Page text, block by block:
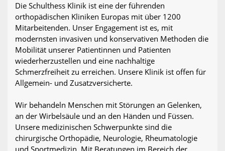
Die Schulthess Klinik ist eine der führenden
orthopädischen Kliniken Europas mit über 1200
Mitarbeitenden. Unser Engagement ist es, mit
modernsten invasiven und konservativen Methoden die
Mobilität unserer Patientinnen und Patienten
wiederherzustellen und eine nachhaltige
Schmerzfreiheit zu erreichen. Unsere Klinik ist offen für
Allgemein- und Zusatzversicherte.
Wir behandeln Menschen mit Störungen an Gelenken,
an der Wirbelsäule und an den Händen und Füssen.
Unsere medizinischen Schwerpunkte sind die
chirurgische Orthopädie, Neurologie, Rheumatologie